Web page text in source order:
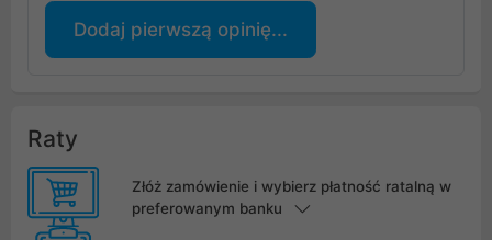
Dodaj pierwszą opinię...
Raty
Złóż zamówienie i wybierz płatność ratalną w
preferowanym banku